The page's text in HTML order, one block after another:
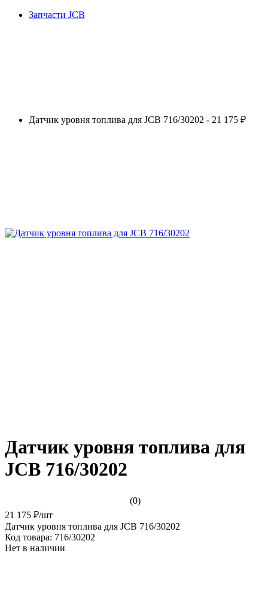
Запчасти JCB
Датчик уровня топлива для JCB 716/30202 - 21 175 ₽
Датчик уровня топлива для
JCB 716/30202
(0)
21 175 ₽/шт
Датчик уровня топлива для JCB 716/30202
Код товара: 716/30202
Нет в наличии